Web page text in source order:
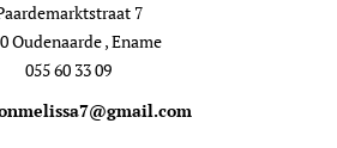
7
Oudenaarde , Ename
055 60 33 09